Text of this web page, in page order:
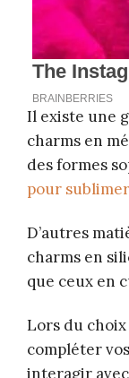
Il existe une
charms en
des formes
pour
D’autres
charms en
que ceux en
Lors du choix
compléter
interagir